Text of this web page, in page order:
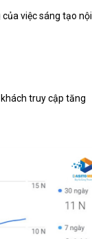
việc sáng tạo nội
truy cập tăng